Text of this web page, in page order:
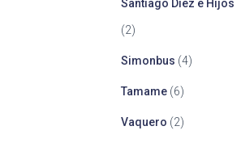
Santiago Diez e Hijos
(2)
Simonbus (4)
Tamame (6)
Vaquero (2)